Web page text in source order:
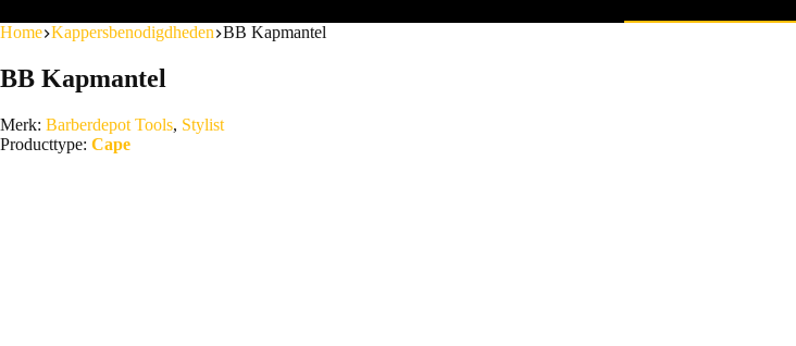
Home Kappersbenodigdheden BB Kapmantel
BB Kapmantel
Merk: Barberdepot Tools, Stylist
Producttype: Cape